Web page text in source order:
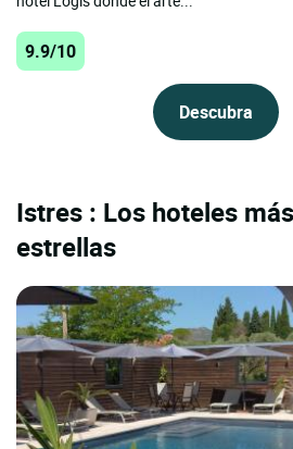
9.9/10
Descubra
Istres : Los hoteles
estrellas